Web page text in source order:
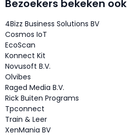
Bezoekers bekeken ook
4Bizz Business Solutions BV
Cosmos IoT
EcoScan
Konnect Kit
Novusoft B.V.
Olvibes
Raged Media B.V.
Rick Buiten Programs
Tpconnect
Train & Leer
XenMania BV